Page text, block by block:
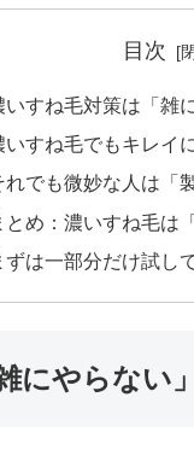
目次
いすね毛対策は「雑
いすね毛でもキレイ
れでも微妙な人は「
とめ：濃いすね毛は
ずは一部分だけ試し
にやらない